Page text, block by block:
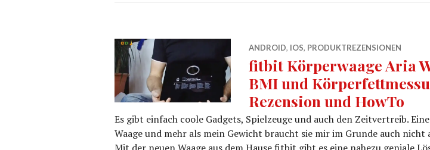
ANDROID, IOS, PRODUKTREZENSIONEN
fitbit Körperwaage Aria
BMI und
Rezension und HowTo
Es gibt einfach coole Gadgets, Spielzeuge und auch den Zeitvertreib.
Waage und mehr als mein Gewicht braucht sie mir im Grunde auch nicht